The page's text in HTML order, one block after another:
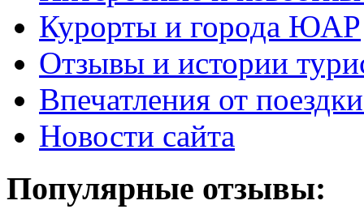
Курорты и города ЮАР
Отзывы и истории
Впечатления от
Новости сайта
Популярные отзывы: